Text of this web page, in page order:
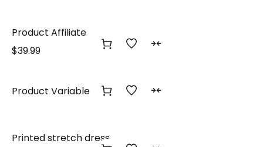
Product Affiliate
$39.99
Product Variable
Printed stretch dress